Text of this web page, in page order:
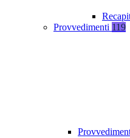
Provvedimenti 119